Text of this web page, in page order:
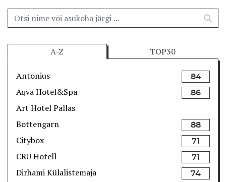
A-Z TOP30
Antonius 84
Aqva Hotel&Spa 86
Art Hotel Pallas
Bottengarn
88
Citybox 71
CRU Hotell 71
Dirhami Külalistemaja 74